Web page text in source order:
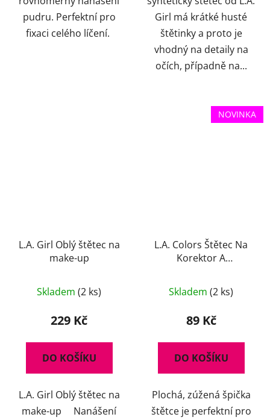
pudru. Perfektní pro
fixaci celého líčení.
Girl má krátké husté
štětinky a proto je
vhodný na detaily na
očích, případně na...
L.A. Girl Oblý štětec na
make-up
Skladem (2 ks)
229 Kč
DO KOŠÍKU
L.A. Girl Oblý štětec na
make-up Nanášení
NOVINKA
L.A. Colors Štětec Na
Korektor A
Skladem (2 ks)
89 Kč
DO KOŠÍKU
Plochá, zúžená špička
štětce je perfektní pro